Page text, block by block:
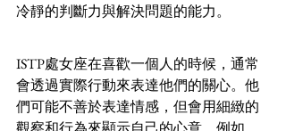
冷靜的判斷力與解決問題的能力。
ISTP處女座在喜歡一個人的時候，通常
會透過實際行動來表達他們的關心。他
們可能不善於表達情感，但會用細緻的